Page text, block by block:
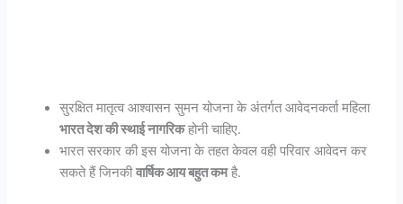
सुरक्षित मातृत्व आश्वासन सुमन योजना के अंतर्गत आवेदनकर्ता महिला
भारत देश की स्थाई नागरिकहोनी चाहिए.
भारत सरकार की इस योजना के तहत केवल वही परिवार आवेदन कर
सकते हैं जिनकीवार्षिक आय बहुत कमहै.